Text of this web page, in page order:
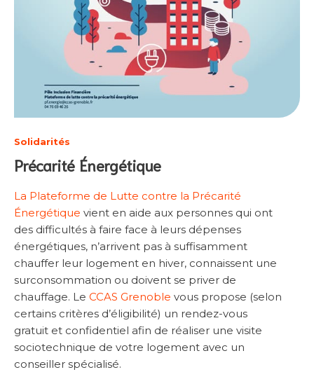
Solidarités
Précarité Énergétique
La Plateforme de Lutte contre la Précarité
Énergétique vient en aide aux personnes qui ont
des difficultés à faire face à leurs dépenses
énergétiques, n’arrivent pas à suffisamment
chauffer leur logement en hiver, connaissent une
surconsommation ou doivent se priver de
chauffage. Le CCAS Grenoble vous propose (selon
certains critères d’éligibilité) un rendez-vous
gratuit et confidentiel afin de réaliser une visite
sociotechnique de votre logement avec un
conseiller spécialisé.